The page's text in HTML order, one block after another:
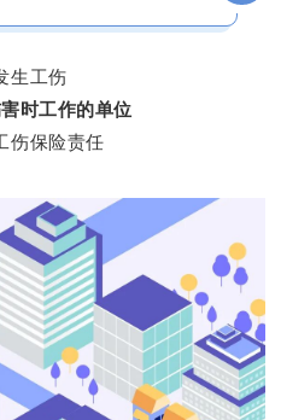
生工伤
时工作的单位
伤保险责任